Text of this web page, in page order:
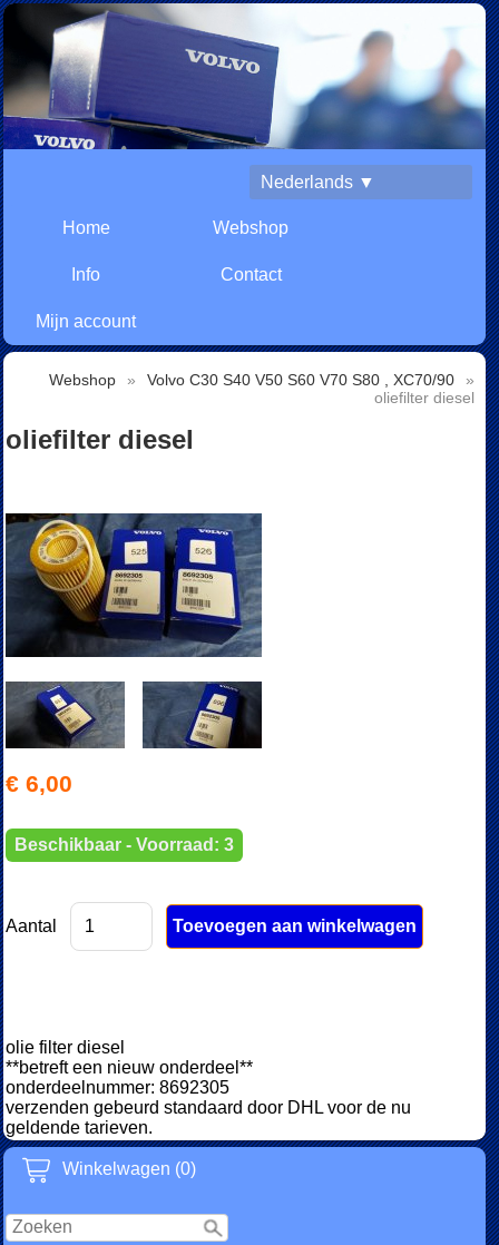
Nederlands ▼
Home Webshop
Info Contact
Mijn account
Winkelwagen (0)
Webshop » Volvo C30 S40 V50 S60 V70 S80 , XC70/90
»
oliefilter diesel
oliefilter diesel
€ 6,00
Beschikbaar - Voorraad: 3
Aantal
olie filter diesel
**betreft een nieuw onderdeel**
onderdeelnummer: 8692305
verzenden gebeurd standaard door DHL voor de nu
geldende tarieven.